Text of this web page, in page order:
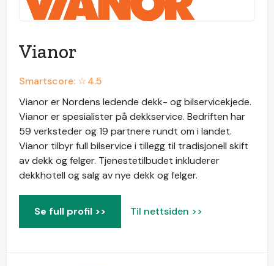
Vianor
Smartscore: ☆4.5
Vianor er Nordens ledende dekk- og bilservicekjede.
Vianor er spesialister på dekkservice. Bedriften har
59 verksteder og 19 partnere rundt om i landet.
Vianor tilbyr full bilservice i tillegg til tradisjonell skift
av dekk og felger. Tjenestetilbudet inkluderer
dekkhotell og salg av nye dekk og felger.
Se full profil >> Til nettsiden >>